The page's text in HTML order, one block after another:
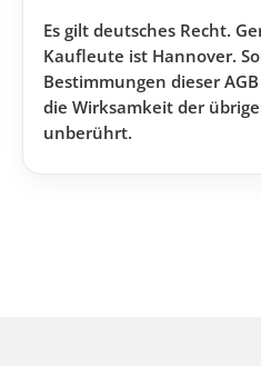
Es gilt deutsches Recht.
Kaufleute ist Hannover.
Bestimmungen dieser
die Wirksamkeit der
unberührt.